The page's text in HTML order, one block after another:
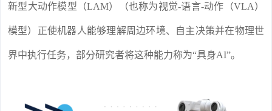
新型大动作模型（LAM）（也称为视觉-语言-动作（VLA）
模型）正使机器人能够理解周边环境、自主决策并在物理世
界中执行任务，部分研究者将这种能力称为“具身AI”。